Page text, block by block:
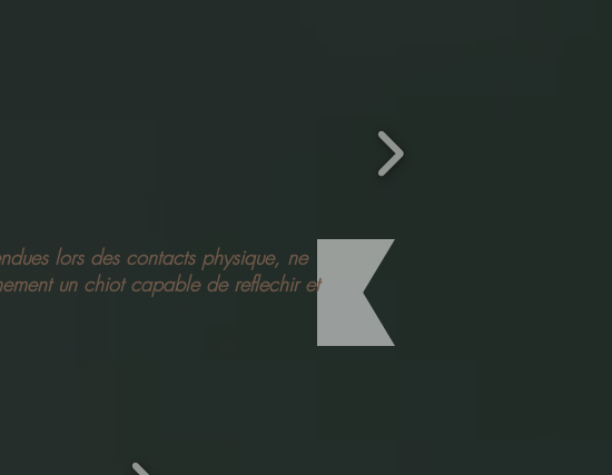
lors des contacts physique, ne
un chiot capable de reflechir et